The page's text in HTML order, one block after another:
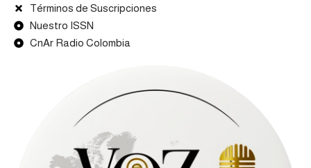
Términos de Suscripciones
Nuestro ISSN
CnAr Radio Colombia